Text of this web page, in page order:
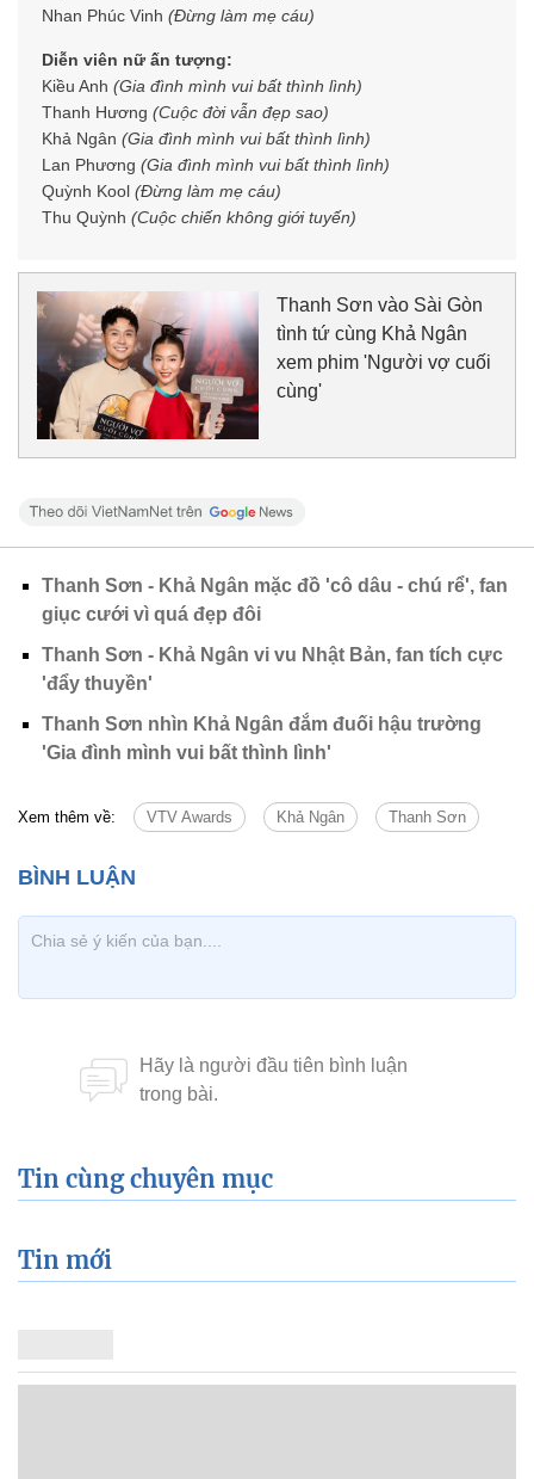
Nhan Phúc Vinh (Đừng làm mẹ cáu)
Diễn viên nữ ấn tượng:
Kiều Anh (Gia đình mình vui bất thình lình)
Thanh Hương (Cuộc đời vẫn đẹp sao)
Khả Ngân (Gia đình mình vui bất thình lình)
Lan Phương (Gia đình mình vui bất thình lình)
Quỳnh Kool (Đừng làm mẹ cáu)
Thu Quỳnh (Cuộc chiến không giới tuyến)
Thanh Sơn vào Sài Gòn
tình tứ cùng Khả Ngân
xem phim 'Người vợ cuối
cùng'
Thanh Sơn - Khả Ngân mặc đồ 'cô dâu - chú rể', fan
giục cưới vì quá đẹp đôi
Thanh Sơn - Khả Ngân vi vu Nhật Bản, fan tích cực
'đẩy thuyền'
Thanh Sơn nhìn Khả Ngân đắm đuối hậu trường
'Gia đình mình vui bất thình lình'
Xem thêm về: VTV Awards Khả Ngân Thanh Sơn
Tin cùng chuyên mục
Tin mới